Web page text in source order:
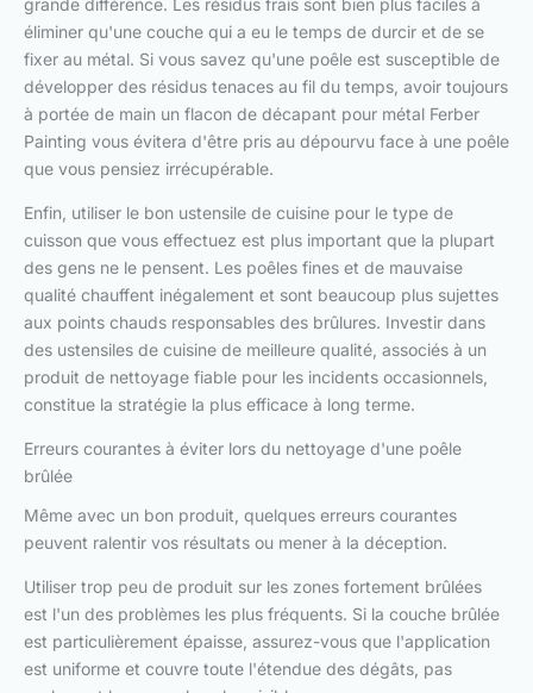
éliminer qu'une couche qui a eu le temps de durcir et de se
fixer au métal. Si vous savez qu'une poêle est susceptible de
développer des résidus tenaces au fil du temps, avoir toujours
à portée de main un flacon de décapant pour métal Ferber
Painting vous évitera d'être pris au dépourvu face à une poêle
que vous pensiez irrécupérable.
Enfin, utiliser le bon ustensile de cuisine pour le type de
cuisson que vous effectuez est plus important que la plupart
des gens ne le pensent. Les poêles fines et de mauvaise
qualité chauffent inégalement et sont beaucoup plus sujettes
aux points chauds responsables des brûlures. Investir dans
des ustensiles de cuisine de meilleure qualité, associés à un
produit de nettoyage fiable pour les incidents occasionnels,
constitue la stratégie la plus efficace à long terme.
Erreurs courantes à éviter lors du nettoyage d'une poêle
brûlée
Même avec un bon produit, quelques erreurs courantes
peuvent ralentir vos résultats ou mener à la déception.
Utiliser trop peu de produit sur les zones fortement brûlées
est l'un des problèmes les plus fréquents. Si la couche brûlée
est particulièrement épaisse, assurez-vous que l'application
est uniforme et couvre toute l'étendue des dégâts, pas